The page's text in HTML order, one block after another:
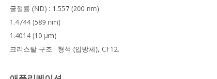
굴절률 (ND) : 1.557 (200 nm)
1.4744 (589 nm)
1.4014 (10 μm)
크리스탈 구조 : 형석 (입방체), CF12.